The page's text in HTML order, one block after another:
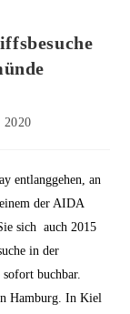
2020
entlanggehen, an
der AIDA
sich auch 2015
in der
sofort buchbar.
Hamburg. In Kiel